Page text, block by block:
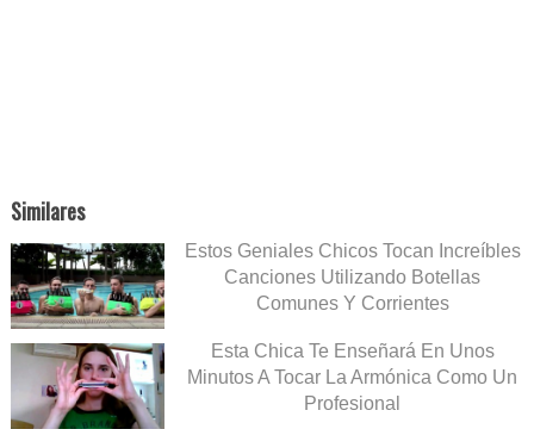
Similares
Estos Geniales Chicos Tocan Increíbles
Canciones Utilizando Botellas
Comunes Y Corrientes
Esta Chica Te Enseñará En Unos
Minutos A Tocar La Armónica Como Un
Profesional